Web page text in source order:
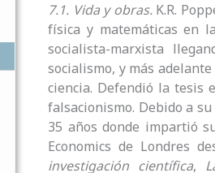
7.1. Vida y obras.K.R.
física y matemáticas en
socialista-marxista
socialismo, y más
ciencia. Defendió la tesis
falsacionismo. Debido a
35 años donde impartió
Economics de Londres
investigación científica,